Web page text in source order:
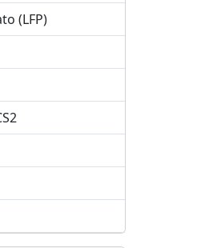
(LFP)